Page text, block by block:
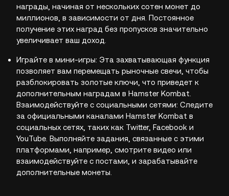
награды, начиная от нескольких сотен монет до
миллионов, в зависимости от дня. Постоянное
получение этих наград без пропусков значительно
увеличивает ваш доход.
Играйте в мини-игры: Эта захватывающая функция
позволяет вам перемещать рыночные свечи, чтобы
разблокировать золотые ключи, что приведет к
дополнительным наградам в Hamster Kombat.
Взаимодействуйте с социальными сетями: Следите
за официальными каналами Hamster Kombat в
социальных сетях, таких как Twitter, Facebook и
YouTube. Выполняйте задания, связанные с этими
платформами, например, смотрите видео или
взаимодействуйте с постами, и зарабатывайте
дополнительные монеты.